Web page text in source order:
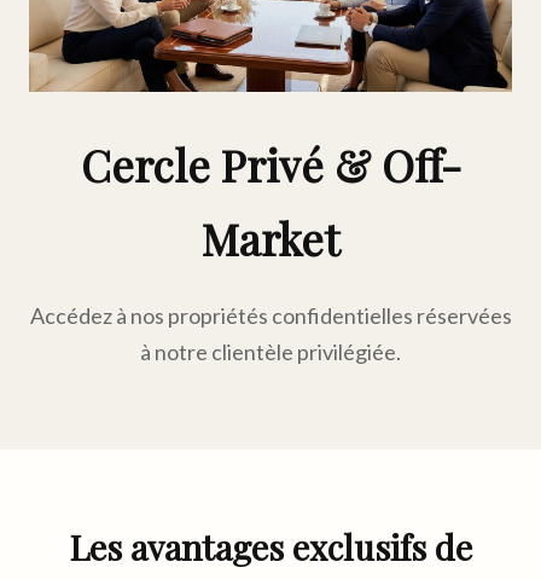
Cercle Privé & Off-
Market
Accédez à nos propriétés confidentielles réservées
à notre clientèle privilégiée.
Les avantages exclusifs de